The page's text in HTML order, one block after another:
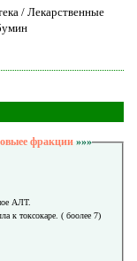
/ Лекарственные
фракции »»»
АЛТ.
к токсокаре. ( боолее 7)